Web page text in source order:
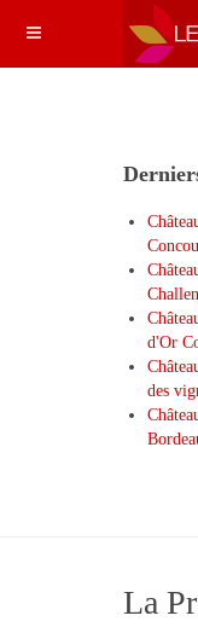
d'Or
des
La